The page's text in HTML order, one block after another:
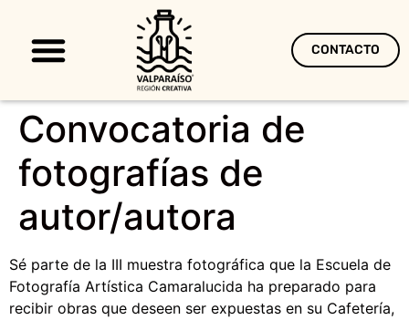
CONTACTO
Convocatoria de
fotografías de
autor/autora
Sé parte de la III muestra fotográfica que la Escuela de
Fotografía Artística Camaralucida ha preparado para
recibir obras que deseen ser expuestas en su Cafetería,